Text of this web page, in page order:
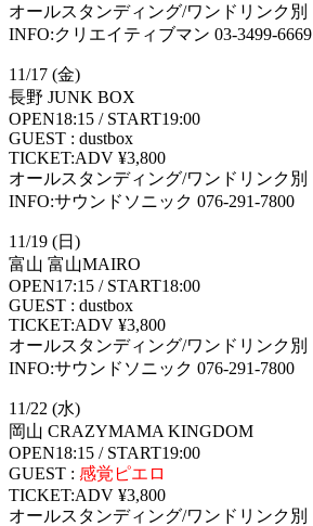
オールスタンディング/ワンドリンク別
INFO:クリエイティブマン 03-3499-6669
11/17 (金)
長野 JUNK BOX
OPEN18:15 / START19:00
GUEST : dustbox
TICKET:ADV ¥3,800
オールスタンディング/ワンドリンク別
INFO:サウンドソニック 076-291-7800
11/19 (日)
富山 富山MAIRO
OPEN17:15 / START18:00
GUEST : dustbox
TICKET:ADV ¥3,800
オールスタンディング/ワンドリンク別
INFO:サウンドソニック 076-291-7800
11/22 (水)
岡山 CRAZYMAMA KINGDOM
OPEN18:15 / START19:00
GUEST : 感覚ピエロ
TICKET:ADV ¥3,800
オールスタンディング/ワンドリンク別